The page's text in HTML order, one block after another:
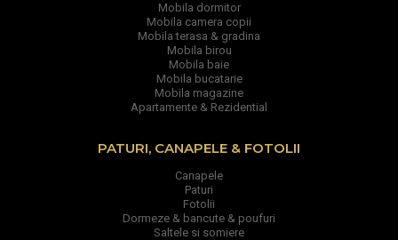
Mobila dormitor
Mobila camera copii
Mobila terasa & gradina
Mobila birou
Mobila baie
Mobila bucatarie
Mobila magazine
Apartamente & Rezidential
PATURI, CANAPELE & FOTOLII
Canapele
Paturi
Fotolii
Dormeze & bancute & poufuri
Saltele si somiere